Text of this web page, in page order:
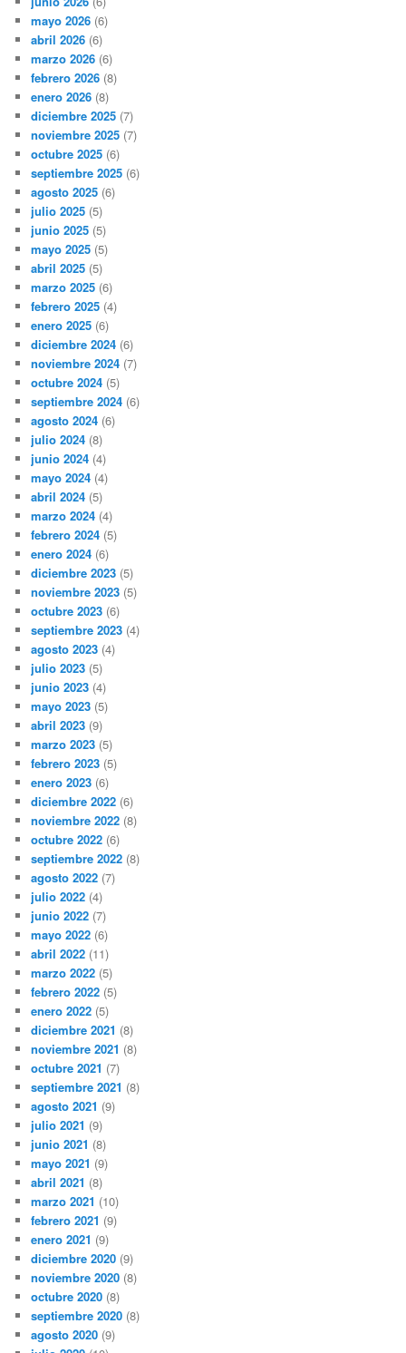
mayo 2026 (6)
abril 2026 (6)
marzo 2026 (6)
febrero 2026 (8)
enero 2026 (8)
diciembre 2025 (7)
noviembre 2025 (7)
octubre 2025 (6)
septiembre 2025 (6)
agosto 2025 (6)
julio 2025 (5)
junio 2025 (5)
mayo 2025 (5)
abril 2025 (5)
marzo 2025 (6)
febrero 2025 (4)
enero 2025 (6)
diciembre 2024 (6)
noviembre 2024 (7)
octubre 2024 (5)
septiembre 2024 (6)
agosto 2024 (6)
julio 2024 (8)
junio 2024 (4)
mayo 2024 (4)
abril 2024 (5)
marzo 2024 (4)
febrero 2024 (5)
enero 2024 (6)
diciembre 2023 (5)
noviembre 2023 (5)
octubre 2023 (6)
septiembre 2023 (4)
agosto 2023 (4)
julio 2023 (5)
junio 2023 (4)
mayo 2023 (5)
abril 2023 (9)
marzo 2023 (5)
febrero 2023 (5)
enero 2023 (6)
diciembre 2022 (6)
noviembre 2022 (8)
octubre 2022 (6)
septiembre 2022 (8)
agosto 2022 (7)
julio 2022 (4)
junio 2022 (7)
mayo 2022 (6)
abril 2022 (11)
marzo 2022 (5)
febrero 2022 (5)
enero 2022 (5)
diciembre 2021 (8)
noviembre 2021 (8)
octubre 2021 (7)
septiembre 2021 (8)
agosto 2021 (9)
julio 2021 (9)
junio 2021 (8)
mayo 2021 (9)
abril 2021 (8)
marzo 2021 (10)
febrero 2021 (9)
enero 2021 (9)
diciembre 2020 (9)
noviembre 2020 (8)
octubre 2020 (8)
septiembre 2020 (8)
agosto 2020 (9)